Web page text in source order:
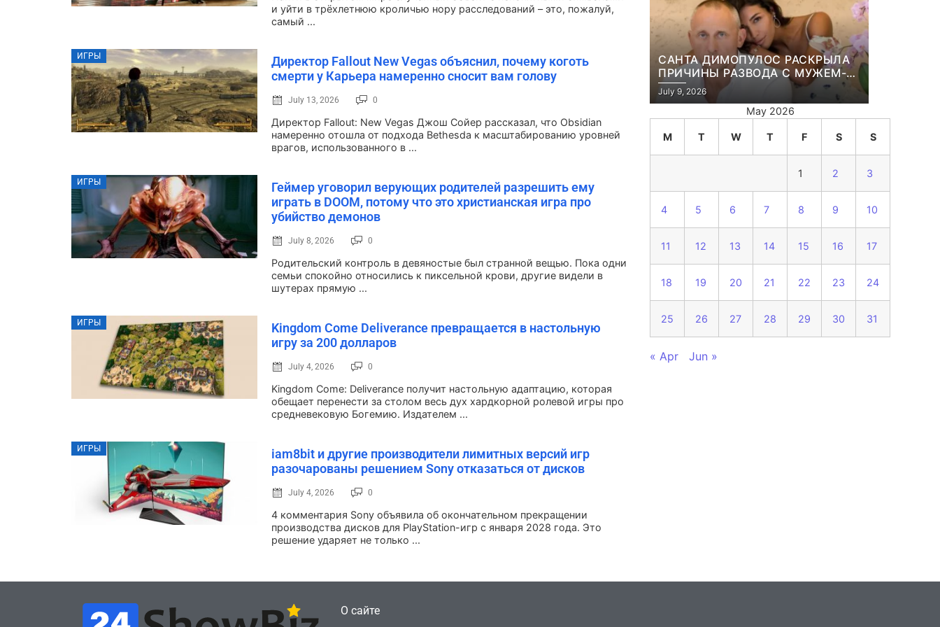
и уйти в трёхлетнюю кроличью нору расследований – это, пожалуй,
самый ...
ИГРЫ
Директор Fallout New Vegas объяснил, почему коготь
смерти у Карьера намеренно сносит вам голову
July 13, 2026 0
Директор Fallout: New Vegas Джош Сойер рассказал, что Obsidian
намеренно отошла от подхода Bethesda к масштабированию уровней
врагов, использованного в ...
ИГРЫ
Геймер уговорил верующих родителей разрешить ему
играть в DOOM, потому что это христианская игра про
убийство демонов
July 8, 2026 0
Родительский контроль в девяностые был странной вещью. Пока одни
семьи спокойно относились к пиксельной крови, другие видели в
шутерах прямую ...
ИГРЫ
Kingdom Come Deliverance превращается в настольную
игру за 200 долларов
July 4, 2026 0
Kingdom Come: Deliverance получит настольную адаптацию, которая
обещает перенести за столом весь дух хардкорной ролевой игры про
средневековую Богемию. Издателем ...
ИГРЫ
iam8bit и другие производители лимитных версий игр
разочарованы решением Sony отказаться от дисков
July 4, 2026 0
4 комментария Sony объявила об окончательном прекращении
производства дисков для PlayStation-игр с января 2028 года. Это
решение ударяет не только ...
САНТА ДИМОПУЛОС РАСКРЫЛА
ПРИЧИНЫ РАЗВОДА С МУЖЕМ-
БИЗНЕСМЕНОМ
July 9, 2026
May 2026
M T W T F S S
1 2 3
4 5 6 7 8 9 10
11 12 13 14 15 16 17
18 19 20 21 22 23 24
25 26 27 28 29 30 31
« Apr Jun »
О сайте